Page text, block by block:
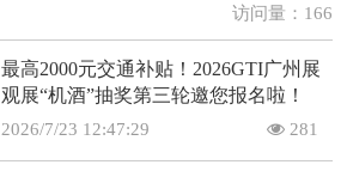
访问量：166
最高2000元交通补贴！2026GTI广州展
观展“机酒”抽奖第三轮邀您报名啦！
2026/7/23 12:47:29 281